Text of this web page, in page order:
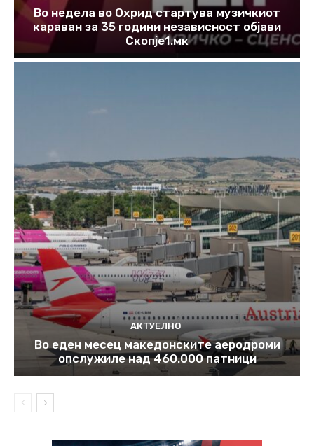
Во недела во Охрид стартува музичкиот
караван за 35 години независност објави
Скопје1.мк
АКТУЕЛНО
Во еден месец македонските аеродроми
опслужиле над 460.000 патници